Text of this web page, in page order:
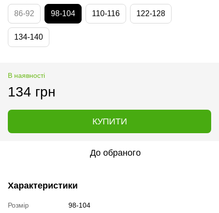
86-92 98-104 110-116 122-128
134-140
В наявності
134 грн
КУПИТИ
До обраного
Характеристики
Розмір
98-104